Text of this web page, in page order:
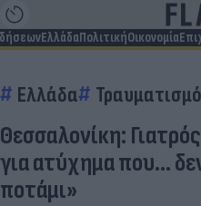
ΕλλάδαΠολιτικήΟικονομία
Ελλάδα
Θεσσαλονίκη:
για ατύχημα που...
ποτάμι»